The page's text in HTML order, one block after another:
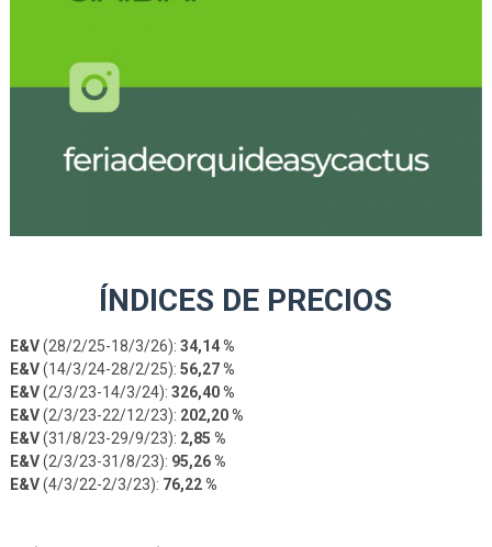
ÍNDICES DE PRECIOS
E&V(28/2/25-18/3/26): 34,14 %
E&V(14/3/24-28/2/25): 56,27 %
E&V(2/3/23-14/3/24): 326,40 %
E&V(2/3/23-22/12/23): 202,20 %
E&V(31/8/23-29/9/23): 2,85 %
E&V(2/3/23-31/8/23): 95,26 %
E&V(4/3/22-2/3/23): 76,22 %